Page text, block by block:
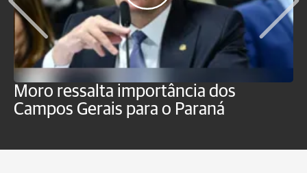
Moro ressalta importância dos
Campos Gerais para o Paraná